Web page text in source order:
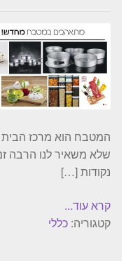
המטבח הוא מרכז הבית
שלא משאיר לנו הרבה
נקודות […]
קרא עוד...
קטגוריה: כללי